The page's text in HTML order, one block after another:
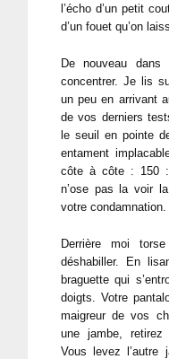
l’écho d’un petit
d’un fouet qu’on
De nouveau
concentrer. Je lis
un peu en arrivant
de vos derniers
le seuil en pointe
entament
côte à côte : 150
n’ose pas la voir la
votre condamnation.
Derrière moi
déshabiller. En
braguette qui
doigts. Votre
maigreur de vos
une jambe, retirez
Vous levez l’autre